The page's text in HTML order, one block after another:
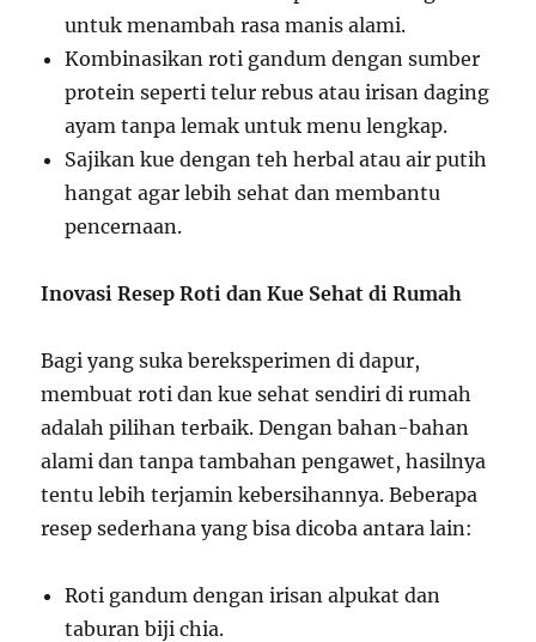
untuk menambah rasa manis alami.
Kombinasikan roti gandum dengan sumber
protein seperti telur rebus atau irisan daging
ayam tanpa lemak untuk menu lengkap.
Sajikan kue dengan teh herbal atau air putih
hangat agar lebih sehat dan membantu
pencernaan.
Inovasi Resep Roti dan Kue Sehat di Rumah
Bagi yang suka bereksperimen di dapur,
membuat roti dan kue sehat sendiri di rumah
adalah pilihan terbaik. Dengan bahan-bahan
alami dan tanpa tambahan pengawet, hasilnya
tentu lebih terjamin kebersihannya. Beberapa
resep sederhana yang bisa dicoba antara lain:
Roti gandum dengan irisan alpukat dan
taburan biji chia.